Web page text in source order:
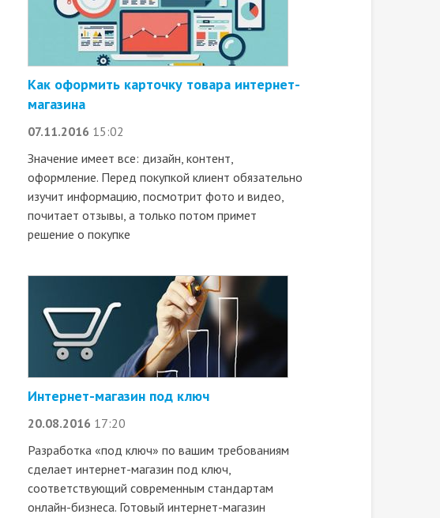
Как оформить карточку товара интернет-
магазина
07.11.2016 15:02
Значение имеет все: дизайн, контент,
оформление. Перед покупкой клиент обязательно
изучит информацию, посмотрит фото и видео,
почитает отзывы, а только потом примет
решение о покупке
Интернет-магазин под ключ
20.08.2016 17:20
Разработка «под ключ» по вашим требованиям
сделает интернет-магазин под ключ,
соответствующий современным стандартам
онлайн-бизнеса. Готовый интернет-магазин